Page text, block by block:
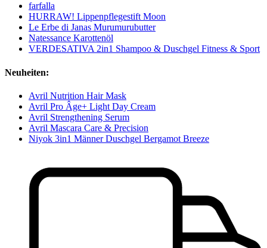
farfalla
HURRAW! Lippenpflegestift Moon
Le Erbe di Janas Murumurubutter
Natessance Karottenöl
VERDESATIVA 2in1 Shampoo & Duschgel Fitness & Sport
Neuheiten:
Avril Nutrition Hair Mask
Avril Pro Âge+ Light Day Cream
Avril Strengthening Serum
Avril Mascara Care & Precision
Niyok 3in1 Männer Duschgel Bergamot Breeze